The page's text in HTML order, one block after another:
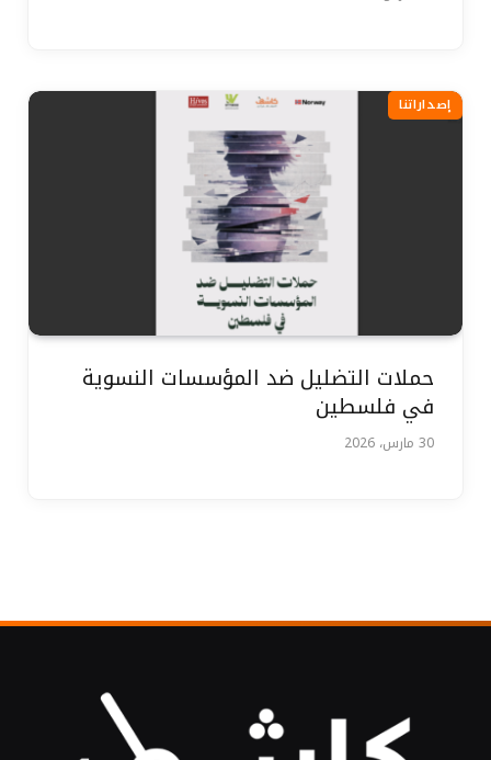
إصداراتنا
حملات التضليل ضد المؤسسات النسوية
في فلسطين
30 مارس، 2026